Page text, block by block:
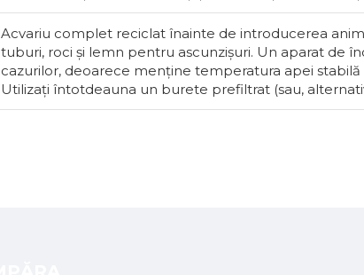
Acvariu complet reciclat înainte de introducerea
tuburi, roci și lemn pentru ascunzișuri. Un aparat de
cazurilor, deoarece menține temperatura apei
Utilizați întotdeauna un burete prefiltrat (sau,